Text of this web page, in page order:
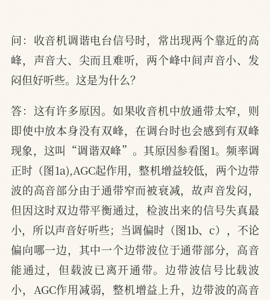
问：收音机调谐电台信号时，常出现两个靠近的高
峰，声音大、尖而且难听，两个峰中间声音小、发
闷但好听些。这是为什么？
答：这有许多原因。如果收音机中放通带太窄，则
即使中放本身没有双峰，在调台时也会感到有双峰
现象，这叫“调谐双峰”。其原因参看图1。频率调
正时（图1a),AGC起作用，整机增益较低，两个边带
波的高音部分由于通带窄而被衰减，故声音发闷，
但因这时双边带平衡通过，检波出来的信号失真最
小，所以声音好听些；当调偏时（图1b、c），不论
偏向哪一边，其中一个边带波位于通带部分，高音
能通过，但载波已离开通带。边带波信号比载波
小，AGC作用减弱，整机增益上升，边带波的高音